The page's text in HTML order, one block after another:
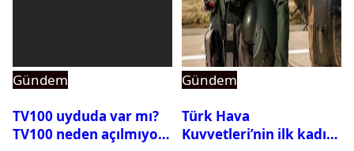
Gündem
TV100 uyduda var mı?
TV100 neden açılmıyor?
Gündem
Türk Hava
Kuvvetleri’nin ilk kadın